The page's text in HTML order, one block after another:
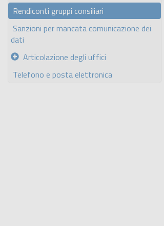
Rendiconti gruppi consiliari
Sanzioni per mancata comunicazione dei
dati
Articolazione degli uffici
Telefono e posta elettronica